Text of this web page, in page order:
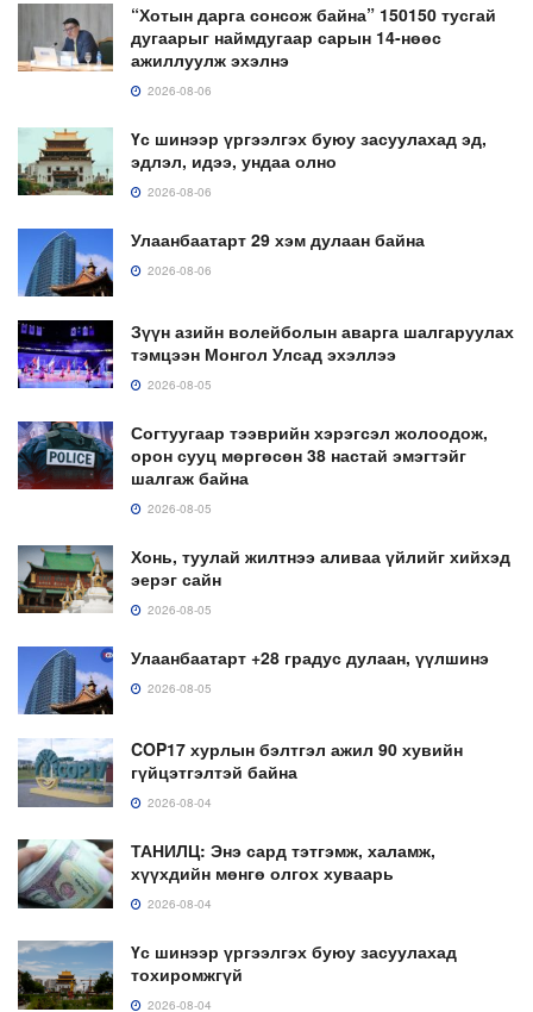
“Хотын дарга сонсож байна” 150150 тусгай
дугаарыг наймдугаар сарын 14-нөөс
ажиллуулж эхэлнэ
2026-08-06
Үс шинээр үргээлгэх буюу засуулахад эд,
эдлэл, идээ, ундаа олно
2026-08-06
Улаанбаатарт 29 хэм дулаан байна
2026-08-06
Зүүн азийн волейболын аварга шалгаруулах
тэмцээн Монгол Улсад эхэллээ
2026-08-05
Согтуугаар тээврийн хэрэгсэл жолоодож,
орон сууц мөргөсөн 38 настай эмэгтэйг
шалгаж байна
2026-08-05
Хонь, туулай жилтнээ аливаа үйлийг хийхэд
эерэг сайн
2026-08-05
Улаанбаатарт +28 градус дулаан, үүлшинэ
2026-08-05
COP17 хурлын бэлтгэл ажил 90 хувийн
гүйцэтгэлтэй байна
2026-08-04
ТАНИЛЦ: Энэ сард тэтгэмж, халамж,
хүүхдийн мөнгө олгох хуваарь
2026-08-04
Үс шинээр үргээлгэх буюу засуулахад
тохиромжгүй
2026-08-04